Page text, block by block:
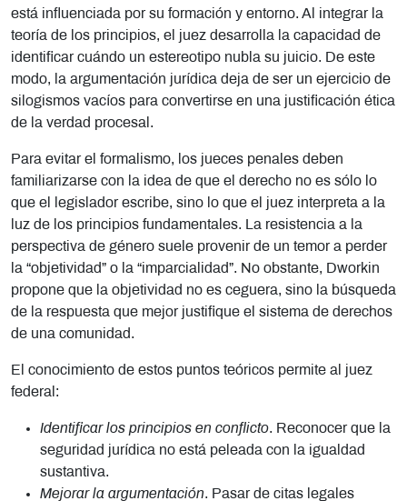
está influenciada por su formación y entorno. Al integrar la
teoría de los principios, el juez desarrolla la capacidad de
identificar cuándo un estereotipo nubla su juicio. De este
modo, la argumentación jurídica deja de ser un ejercicio de
silogismos vacíos para convertirse en una justificación ética
de la verdad procesal.
Para evitar el formalismo, los jueces penales deben
familiarizarse con la idea de que el derecho no es sólo lo
que el legislador escribe, sino lo que el juez interpreta a la
luz de los principios fundamentales. La resistencia a la
perspectiva de género suele provenir de un temor a perder
la “objetividad” o la “imparcialidad”. No obstante, Dworkin
propone que la objetividad no es ceguera, sino la búsqueda
de la respuesta que mejor justifique el sistema de derechos
de una comunidad.
El conocimiento de estos puntos teóricos permite al juez
federal:
Identificar los principios en conflicto. Reconocer que la
seguridad jurídica no está peleada con la igualdad
sustantiva.
Mejorar la argumentación. Pasar de citas legales